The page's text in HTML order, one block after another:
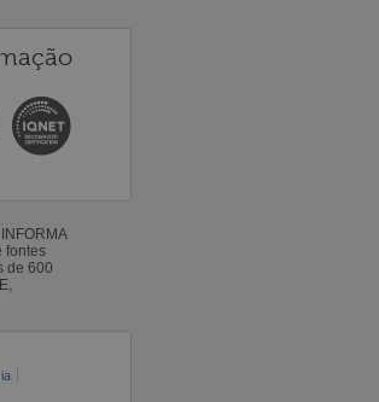
fontes
de 600